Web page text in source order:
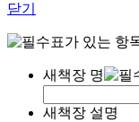
닫기
표가 있는 항
새책장 명
새책장 설명